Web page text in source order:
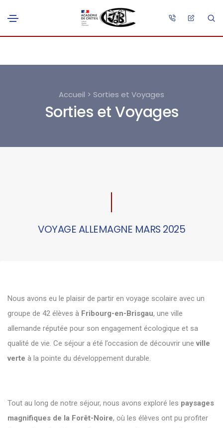
Accueil > Sorties et Voyages
Sorties et Voyages
VOYAGE ALLEMAGNE MARS 2025
Nous avons eu le plaisir de partir en voyage scolaire avec un
groupe de 42 élèves à Fribourg-en-Brisgau, une ville
allemande réputée pour son engagement écologique et sa
qualité de vie. Ce séjour a été l’occasion de découvrir une ville
verte à la pointe du développement durable.
Tout au long de notre séjour, nous avons exploré les paysages
magnifiques de la Forêt-Noire, où les élèves ont pu profiter